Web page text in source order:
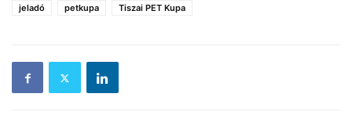
jeladó
petkupa Tiszai PET Kupa